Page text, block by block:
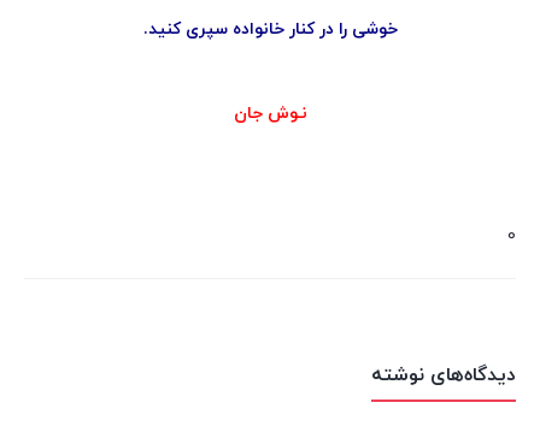
خوشی را در کنار خانواده سپری کنید.
نـوش جان
0
دیدگاه‌های نوشته